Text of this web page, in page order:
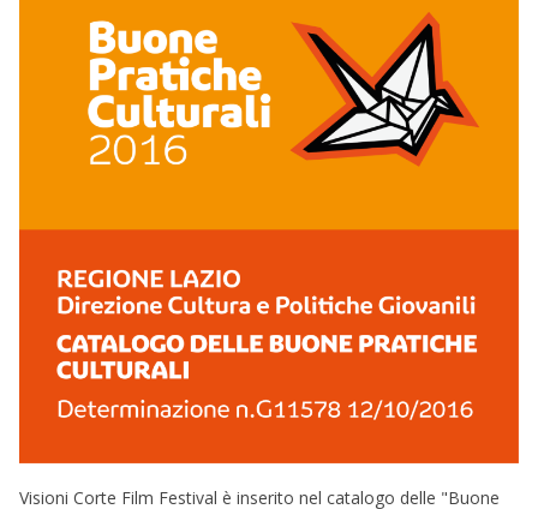
Visioni Corte Film Festival è inserito nel catalogo delle "Buone